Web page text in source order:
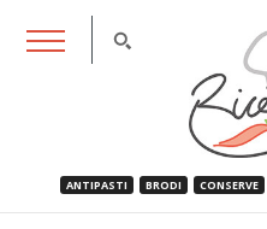
ANTIPASTI BRODI CONSERVE